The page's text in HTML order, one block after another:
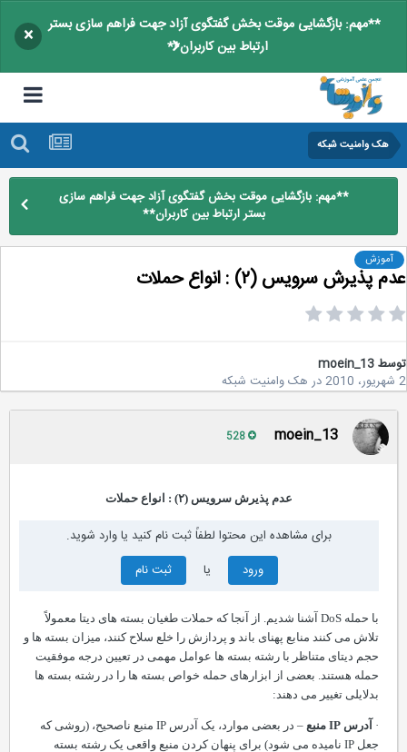
**مهم: بازگشایی موقت بخش گفتگوی آزاد جهت فراهم سازی بستر
ارتباط بین کاربران**
×
هک وامنیت شبکه
**مهم: بازگشایی موقت بخش گفتگوی آزاد جهت فراهم سازی
بستر ارتباط بین کاربران**
آموزش
پذیرش سرویس (۲) : انواع حملات
moein_13
درهک وامنیت شبکه
moein_13
عدم پذیرش سرویس (۲) : انواع حملات
برای مشاهده این محتوا لطفاً ثبت نام کنید یا وارد شوید.
ورود
ثبت نام
با حملهDoSآشنا شدیم. از آنجا که حملات طغیان بسته های دیتا معمولاً
تلاش می کنند منابع پهنای باند و پردازش را خلع سلاح کنند، میزان بسته ها و
حجم دیتای متناظر با رشته بسته ها عوامل مهمی در تعیین درجه موفقیت
حمله هستند. بعضیاز ابزارهایحمله خواص بسته ها را در رشته بسته ها
بدلایلی تغییر می دهند:
آدرسIP منبع– در بعضی موارد، یک آدرسIP منبع ناصحیح، (روشی که
جعلIP نامیده می شود) برای پنهان کردن منبع واقعی یک رشته بسته